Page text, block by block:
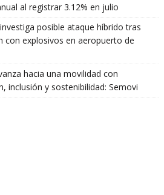
al registrar 3.12% en julio
posible ataque híbrido tras
con explosivos en aeropuerto de
hacia una movilidad con
inclusión y sostenibilidad: Semovi